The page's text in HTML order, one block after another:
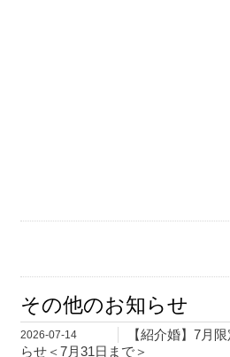
その他のお知らせ
2026-07-14
【紹介婚】7月
らせ＜7月31日まで＞